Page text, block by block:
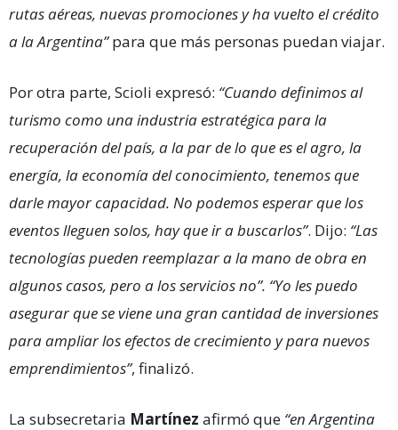
rutas aéreas, nuevas promociones y ha vuelto el crédito
a la Argentina”para que más personas puedan viajar.
Por otra parte, Scioli expresó: “Cuando definimos al
turismo como una industria estratégica para la
recuperación del país, a la par de lo que es el agro, la
energía, la economía del conocimiento, tenemos que
darle mayor capacidad. No podemos esperar que los
eventos lleguen solos, hay que ir a buscarlos”. Dijo: “Las
tecnologías pueden reemplazar a la mano de obra en
algunos casos, pero a los servicios no”. “Yo les puedo
asegurar que se viene una gran cantidad de inversiones
para ampliar los efectos de crecimiento y para nuevos
emprendimientos”, finalizó.
La subsecretaria Martínez afirmó que “en Argentina